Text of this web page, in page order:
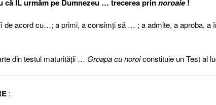
că ÎL urmăm pe Dumnezeu … trecerea prinnoroaie!
de acord cu…; a primi, a consimți să … ; a admite, a aproba, a
din testul maturităţii … Groapa cu noroiconstituie un Test al
: